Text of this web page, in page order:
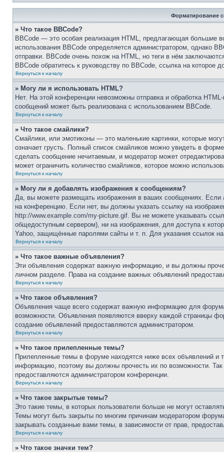
Форматирование
» Что такое BBCode?
BBCode — это особая реализация HTML, предлагающая большие
использования BBCode определяется администратором, однако
отправки. BBCode очень похож на HTML, но теги в нём
BBCode обратитесь к руководству по BBCode, ссылка на которое
Вернуться к началу
» Могу ли я использовать HTML?
Нет. На этой конференции невозможны отправка и обработка
сообщений может быть реализована с использованием BBCode.
Вернуться к началу
» Что такое смайлики?
Смайлики, или эмотиконы — это маленькие картинки, которые
означает грусть. Полный список смайликов можно увидеть в
сделать сообщение нечитаемым, и модератор может
может ограничить количество смайликов, которое можно
Вернуться к началу
» Могу ли я добавлять изображения к сообщениям?
Да, вы можете размещать изображения в ваших сообщениях. Если
на конференцию. Если нет, вы должны указать ссылку на
http://www.example.com/my-picture.gif. Вы не можете указывать
общедоступным сервером), ни на изображения, для доступа к
Yahoo, защищённые паролями сайты и т. п. Для указания ссылок
Вернуться к началу
» Что такое важные объявления?
Эти объявления содержат важную информацию, и вы должны
личном разделе. Права на создание важных объявлений
Вернуться к началу
» Что такое объявления?
Объявления чаще всего содержат важную информацию для
возможности. Объявления появляются вверху каждой страницы
создание объявлений предоставляются администратором.
Вернуться к началу
» Что такое прилепленные темы?
Прилепленные темы в форуме находятся ниже всех объявлений и
информацию, поэтому вы должны прочесть их по возможности.
предоставляются администратором конференции.
Вернуться к началу
» Что такое закрытые темы?
Это такие темы, в которых пользователи больше не могут
Темы могут быть закрыты по многим причинам модератором
закрывать созданные вами темы, в зависимости от прав,
Вернуться к началу
» Что такое значки тем?